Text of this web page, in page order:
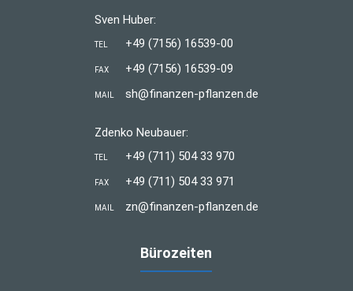
Sven Huber:
TEL +49 (7156) 16539-00
FAX +49 (7156) 16539-09
MAIL sh@finanzen-pflanzen.de
Zdenko Neubauer:
TEL +49 (711) 504 33 970
FAX +49 (711) 504 33 971
MAIL zn@finanzen-pflanzen.de
Bürozeiten